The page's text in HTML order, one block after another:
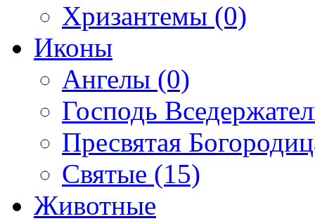
Хризантемы (0)
Иконы
Ангелы (0)
Господь
Пресвятая
Святые (15)
Животные